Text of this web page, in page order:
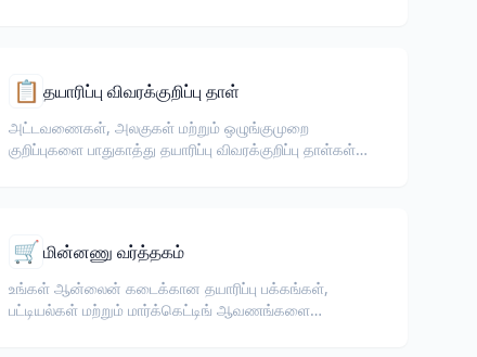
📋 தயாரிப்பு விவரக்குறிப்பு தாள்
அட்டவணைகள், அலகுகள் மற்றும் ஒழுங்குமுறை
குறிப்புகளை பாதுகாத்து தயாரிப்பு விவரக்குறிப்பு தாள்கள்
🛒மின்னணு வர்த்தகம்
உங்கள் ஆன்லைன் கடைக்கான தயாரிப்பு பக்கங்கள்,
பட்டியல்கள் மற்றும் மார்க்கெட்டிங் ஆவணங்களை